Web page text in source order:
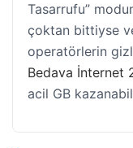
Tasarrufu”
çoktan bittiyse
operatörlerin
Bedava İnternet
acil GB